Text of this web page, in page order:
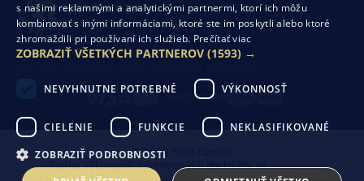
SHOP ROKU 2024
10. rok po sebesme získali ocenenie od Heureka
Odstúpenie od zmluvy
© 2026 Svet nápojov
Tvorba výkonných internetových obchodov odRIESENIA
s našimi reklamnými a analytickými partnermi, ktorí ich môžu
kombinovať s inými informáciami, ktoré ste im poskytli alebo ktoré
zhromaždili pri používaní ich služieb. Prečítať viac
ZOBRAZIŤ VŠETKÝCH PARTNEROV (1593) →
NEVYHNUTNE POTREBNÉ VÝKONNOSŤ
CIELENIE FUNKCIE NEKLASIFIKOVANÉ
ZOBRAZIŤ PODROBNOSTI